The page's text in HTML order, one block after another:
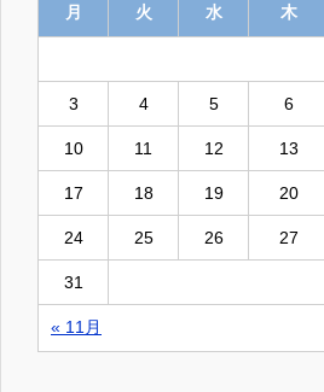
月
火 水 木
« 11月
3 4 5 6
10 11 12 13
17 18 19 20
24 25 26 27
31